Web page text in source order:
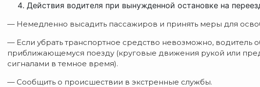
Действия водителя при вынужденной остановке на
— Немедленно высадить пассажиров и принять меры для
— Если убрать транспортное средство невозможно, водитель
приближающемуся поезду (круговые движения рукой или
сигналами в темное время).
— Сообщить о происшествии в экстренные службы.